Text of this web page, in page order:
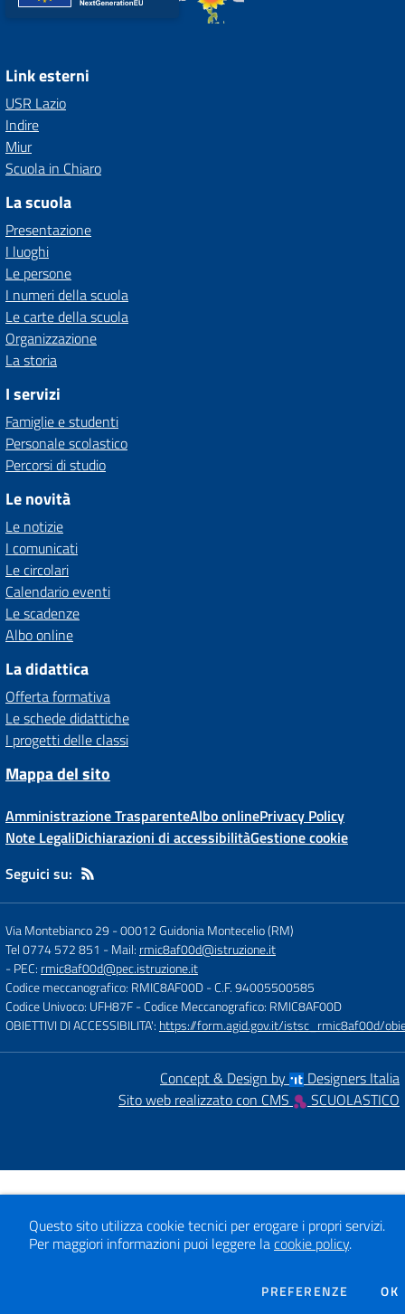
Link esterni
USR Lazio
Indire
Miur
Scuola in Chiaro
La scuola
Presentazione
I luoghi
Le persone
I numeri della scuola
Le carte della scuola
Organizzazione
La storia
I servizi
Famiglie e studenti
Personale scolastico
Percorsi di studio
Le novità
Le notizie
I comunicati
Le circolari
Calendario eventi
Le scadenze
Albo online
La didattica
Offerta formativa
Le schede didattiche
I progetti delle classi
Mappa del sito
Amministrazione TrasparenteAlbo onlinePrivacy Policy
Note LegaliDichiarazioni di accessibilitàGestione cookie
Seguici su:
Via Montebianco 29 -00012 Guidonia Montecelio (RM)
Tel 0774 572 851 - Mail: rmic8af00d@istruzione.it
- PEC: rmic8af00d@pec.istruzione.it
Codice meccanografico: RMIC8AF00D- C.F. 94005500585
Codice Univoco: UFH87F- Codice Meccanografico: RMIC8AF00D
OBIETTIVI DI ACCESSIBILITA': https://form.agid.gov.it/istsc_rmic8af00d/
Concept & Design by
Designers Italia
Sito web realizzato con CMS
SCUOLASTICO
Questo sito utilizza cookie tecnici per erogare i propri servizi.
Per maggiori informazioni puoi leggere lacookie policy.
PREFERENZE DEI OK